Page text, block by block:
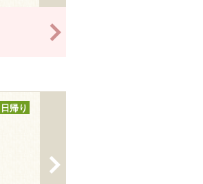
日帰り